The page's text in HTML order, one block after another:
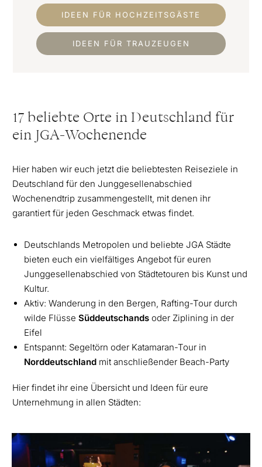
IDEEN FÜR HOCHZEITSGÄSTE
IDEEN FÜR TRAUZEUGEN
17 beliebte Orte in Deutschland für
ein JGA-Wochenende
Hier haben wir euch jetzt die beliebtesten Reiseziele in
Deutschland für den Junggesellenabschied
Wochenendtrip zusammengestellt, mit denen ihr
garantiert für jeden Geschmack etwas findet.
Deutschlands Metropolen und beliebte JGA Städte
bieten euch ein vielfältiges Angebot für euren
Junggesellenabschied von Städtetouren bis Kunst und
Kultur.
Aktiv: Wanderung in den Bergen, Rafting-Tour durch
wilde Flüsse Süddeutschands oder Ziplining in der
Eifel
Entspannt: Segeltörn oder Katamaran-Tour in
Norddeutschland mit anschließender Beach-Party
Hier findet ihr eine Übersicht und Ideen für eure
Unternehmung in allen Städten: